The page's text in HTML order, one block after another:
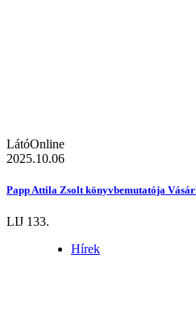
LátóOnline
2025.10.06
Papp Attila Zsolt könyvbemutatója
LIJ 133.
Hírek